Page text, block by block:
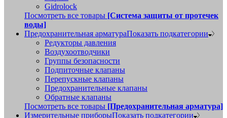
Gidrolock
Посмотреть все товары [Система защиты от протечек
воды]
Предохранительная арматураПоказать подкатегории
Редукторы давления
Воздухоотводчики
Группы безопасности
Подпиточные клапаны
Перепускные клапаны
Предохранительные клапаны
Обратные клапаны
Посмотреть все товары [Предохранительная арматура]
Измерительные приборыПоказать подкатегории